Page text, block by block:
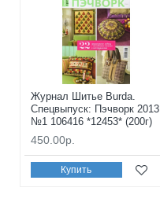
Журнал Шитье Burda.
Спецвыпуск: Пэчворк 2013
№1 106416 *12453* (200г)
450.00р.
Купить